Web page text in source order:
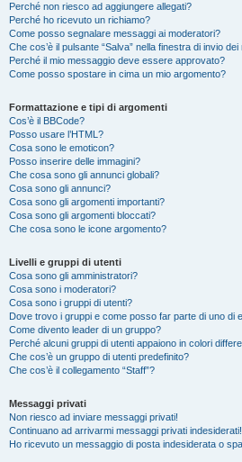
Perché non riesco ad aggiungere allegati?
Perché ho ricevuto un richiamo?
Come posso segnalare messaggi ai moderatori?
Che cos’è il pulsante “Salva” nella finestra di invio
Perché il mio messaggio deve essere approvato?
Come posso spostare in cima un mio argomento?
Formattazione e tipi di argomenti
Cos’è il BBCode?
Posso usare l’HTML?
Cosa sono le emoticon?
Posso inserire delle immagini?
Che cosa sono gli annunci globali?
Cosa sono gli annunci?
Cosa sono gli argomenti importanti?
Cosa sono gli argomenti bloccati?
Che cosa sono le icone argomento?
Livelli e gruppi di utenti
Cosa sono gli amministratori?
Cosa sono i moderatori?
Cosa sono i gruppi di utenti?
Dove trovo i gruppi e come posso far parte di uno di
Come divento leader di un gruppo?
Perché alcuni gruppi di utenti appaiono in colori
Che cos’è un gruppo di utenti predefinito?
Che cos’è il collegamento “Staff”?
Messaggi privati
Non riesco ad inviare messaggi privati!
Continuano ad arrivarmi messaggi privati indesiderati!
Ho ricevuto un messaggio di posta indesiderata o